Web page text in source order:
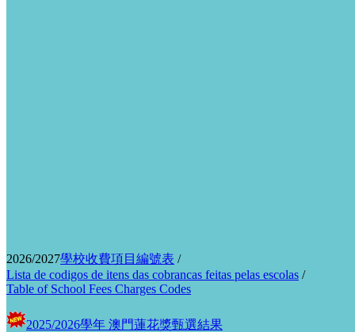
2026/2027學校收費項目編號表 /
Lista de codigos de itens das cobrancas feitas pelas escolas /
Table of School Fees Charges Codes
2025/2026學年 澳門蓮花獎甄選結果